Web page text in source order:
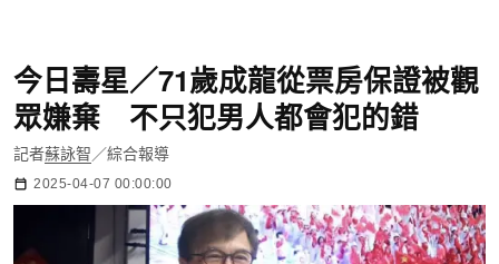
今日壽星／71歲成龍從票房保證被觀
眾嫌棄 不只犯男人都會犯的錯
記者蘇詠智 ／綜合報導
2025-04-07 00:00:00